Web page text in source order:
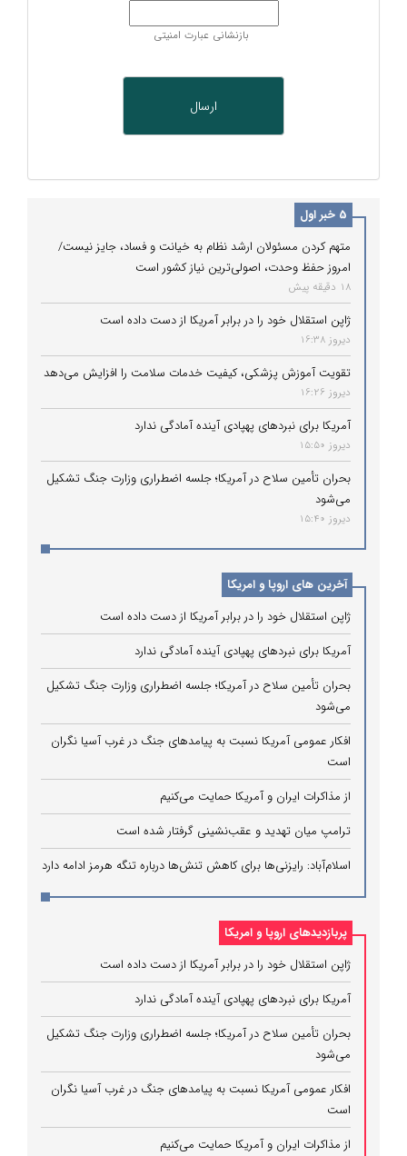
بازنشانی عبارت امنیتی
5 خبر اول
متهم کردن مسئولان ارشد نظام به خیانت و فساد، جایز نیست/
امروز حفظ وحدت، اصولی‌ترین نیاز کشور است
18 دقیقه پیش
ژاپن استقلال خود را در برابر آمریکا از دست داده است
دیروز 16:38
تقویت آموزش پزشکی، کیفیت خدمات سلامت را افزایش می‌دهد
دیروز 16:26
آمریکا برای نبردهای پهپادی آینده آمادگی ندارد
دیروز 15:50
بحران تأمین سلاح در آمریکا؛ جلسه اضطراری وزارت جنگ تشکیل
می‌شود
دیروز 15:40
آخرین های اروپا و امریکا
ژاپن استقلال خود را در برابر آمریکا از دست داده است
آمریکا برای نبردهای پهپادی آینده آمادگی ندارد
بحران تأمین سلاح در آمریکا؛ جلسه اضطراری وزارت جنگ تشکیل
می‌شود
افکار عمومی آمریکا نسبت به پیامدهای جنگ در غرب آسیا نگران
است
از مذاکرات ایران و آمریکا حمایت می‌کنیم
ترامپ میان تهدید و عقب‌نشینی گرفتار شده است
اسلام‌آباد: رایزنی‌ها برای کاهش تنش‌ها درباره تنگه هرمز ادامه دارد
پربازدیدهای اروپا و امریکا
ژاپن استقلال خود را در برابر آمریکا از دست داده است
آمریکا برای نبردهای پهپادی آینده آمادگی ندارد
بحران تأمین سلاح در آمریکا؛ جلسه اضطراری وزارت جنگ تشکیل
می‌شود
افکار عمومی آمریکا نسبت به پیامدهای جنگ در غرب آسیا نگران
است
از مذاکرات ایران و آمریکا حمایت می‌کنیم